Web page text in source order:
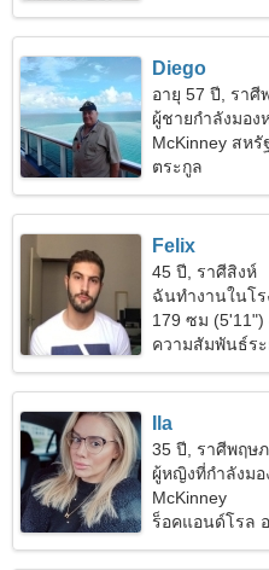
Diego
อายุ 57 ปี, ราศี
ผู้ชายกำลังมอง
McKinney สหรั
ตระกูล
Felix
45 ปี, ราศีสิงห์
ฉันทำงานในโ
179 ซม
ความสัมพันธ์ร
Ila
35 ปี, ราศีพฤษภ
ผู้หญิงที่กำลังมอ
McKinney
ร็อคแอนด์โรล